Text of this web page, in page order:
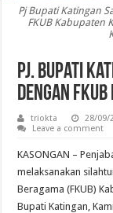
Pj Bupati Katingan
FKUB Kabupaten
Pj. Bupati
Dengan
triokta 28/09/
Leave a comment
KASONGAN –
melaksanakan
Beragama (FKUB)
Bupati Katingan,